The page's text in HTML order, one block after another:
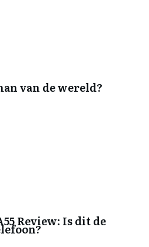
van de wereld?
Review: Is dit de